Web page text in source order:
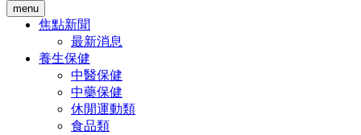
menu
焦點新聞
最新消息
養生保健
中醫保健
中藥保健
休閒運動類
食品類